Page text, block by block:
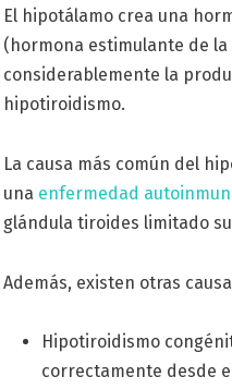
El hipotálamo crea una
(hormona estimulante de la
considerablemente la
hipotiroidismo.
La causa más común del
una enfermedad
glándula tiroides limitado
Además, existen otras
Hipotiroidismo
correctamente desde